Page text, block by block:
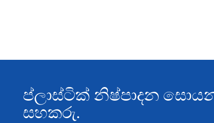
ප්ලාස්ටික් නිෂ්පාදන
සහකරු.